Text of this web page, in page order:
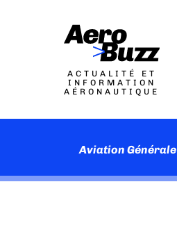
ACTUALITÉ ET
INFORMATION
AÉRONAUTIQUE
Aviation Générale